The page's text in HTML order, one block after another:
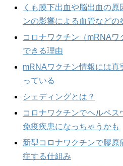
くも膜下出血や脳出血の
ンの影響による血管などの
コロナワクチン（mRNA
できる理由
mRNAワクチン情報には真
っている
シェディングとは？
コロナワクチンでヘルペス
免疫疾患になっちゃうかも
新型コロナワクチンで膠原
症する仕組み